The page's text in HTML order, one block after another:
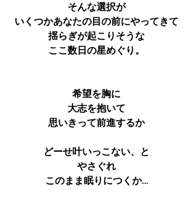
そんな選択が
いくつかあなたの目の前にやってきて
揺らぎが起こりそうな
ここ数日の星めぐり。
希望を胸に
大志を抱いて
思いきって前進するか
どーせ叶いっこない、と
やさぐれ
このまま眠りにつくか…